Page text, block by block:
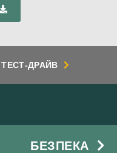
ТЕСТ-ДРАЙВ
БЕЗПЕКА